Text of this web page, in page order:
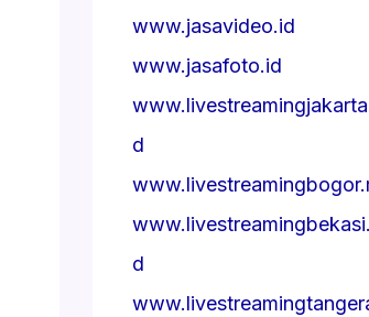
www.jasavideo.id
www.jasafoto.id
d
d